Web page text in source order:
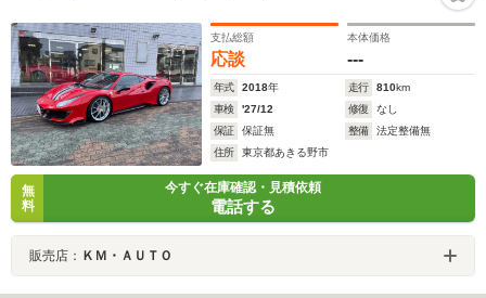
支払総額
応談
本体価格
---
年式 2018年 走行 810km
車検
'27/12 修復
なし
保証
保証無 整備
法定整備無
住所
東京都あきる野市
無
料
今すぐ在庫確認・見積依頼
電話する
販売店： ＫＭ・ＡＵＴＯ